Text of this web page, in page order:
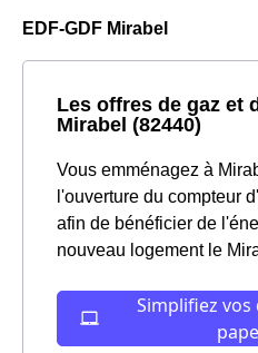
EDF-GDF Mirabel
Les offres de gaz et
Mirabel (82440)
Vous emménagez à
l'ouverture du compteur
afin de bénéficier de
nouveau logement le